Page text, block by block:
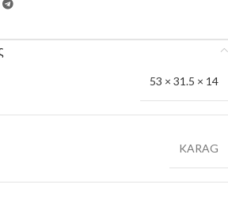
53 × 31.5 × 14
KARAG